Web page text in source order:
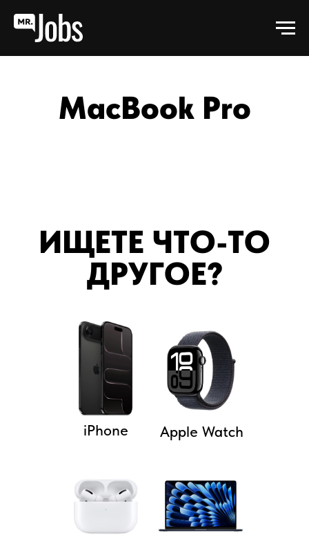
iPhone Apple Watch